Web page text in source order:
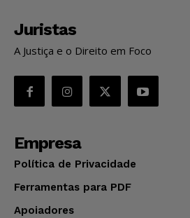
Juristas
A Justiça e o Direito em Foco
Empresa
Política de Privacidade
Ferramentas para PDF
Apoiadores